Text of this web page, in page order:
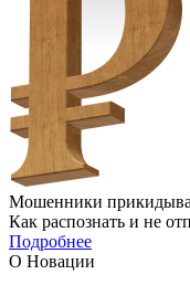
Мошенники
Как распознать и не
Подробнее
О Новации